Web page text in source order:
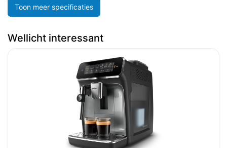
Toon meer specificaties
Wellicht interessant